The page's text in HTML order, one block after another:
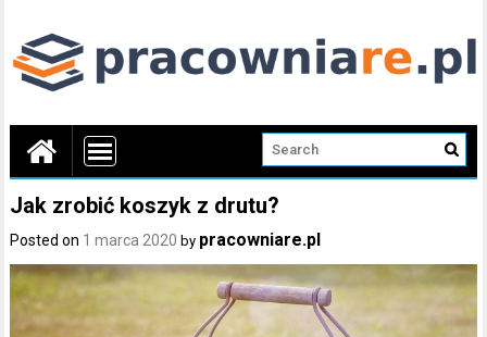
Jak zrobić koszyk z drutu?
Posted on 1 marca 2020 by pracowniare.pl